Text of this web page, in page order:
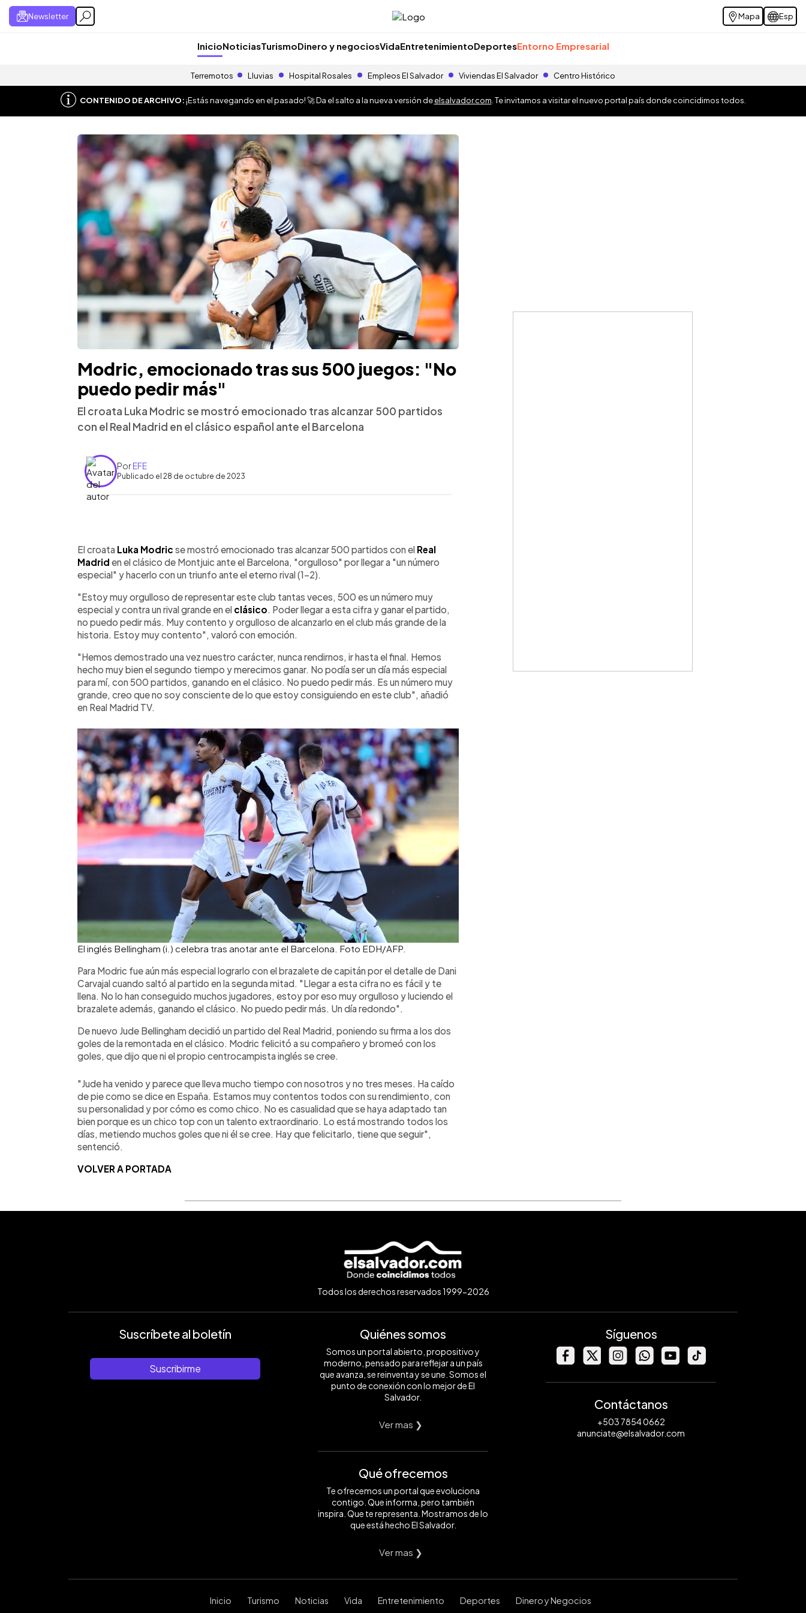
Newsletter Mapa Esp
InicioNoticiasTurismoDinero y negociosVidaEntretenimientoDeportesEntorno Empresarial
Terremotos Lluvias Hospital Rosales Empleos El Salvador Viviendas El Salvador Centro Histórico
CONTENIDO DE ARCHIVO:¡Estás navegando en el pasado! 🚀 Da el salto a la nueva versión deelsalvador.com . Te invitamos a visitar el nuevo portal país donde coincidimos todos.
Modric, emocionado tras sus 500 juegos: "No
puedo pedir más"
El croata Luka Modric se mostró emocionado tras alcanzar 500 partidos
con el Real Madrid en el clásico español ante el Barcelona
PorEFE
Publicado el 28 de octubre de 2023
► Escuchar artículo
El croata Luka Modric se mostró emocionado tras alcanzar 500 partidos con el Real
Madrid en el clásico de Montjuic ante el Barcelona, "orgulloso" por llegar a "un número
especial" y hacerlo con un triunfo ante el eterno rival (1-2).
"Estoy muy orgulloso de representar este club tantas veces, 500 es un número muy
especial y contra un rival grande en el clásico . Poder llegar a esta cifra y ganar el partido,
no puedo pedir más. Muy contento y orgulloso de alcanzarlo en el club más grande de la
historia. Estoy muy contento", valoró con emoción.
"Hemos demostrado una vez nuestro carácter, nunca rendirnos, ir hasta el final. Hemos
hecho muy bien el segundo tiempo y merecimos ganar. No podía ser un día más especial
para mí, con 500 partidos, ganando en el clásico. No puedo pedir más. Es un número muy
grande, creo que no soy consciente de lo que estoy consiguiendo en este club", añadió
en Real Madrid TV.
El inglés Bellingham (i.) celebra tras anotar ante el Barcelona. Foto EDH/AFP.
Para Modric fue aún más especial lograrlo con el brazalete de capitán por el detalle de Dani
Carvajal cuando saltó al partido en la segunda mitad. "Llegar a esta cifra no es fácil y te
llena. No lo han conseguido muchos jugadores, estoy por eso muy orgulloso y luciendo el
brazalete además, ganando el clásico. No puedo pedir más. Un día redondo".
De nuevo Jude Bellingham decidió un partido del Real Madrid, poniendo su firma a los dos
goles de la remontada en el clásico. Modric felicitó a su compañero y bromeó con los
goles, que dijo que ni el propio centrocampista inglés se cree.
"Jude ha venido y parece que lleva mucho tiempo con nosotros y no tres meses. Ha caído
de pie como se dice en España. Estamos muy contentos todos con su rendimiento, con
su personalidad y por cómo es como chico. No es casualidad que se haya adaptado tan
bien porque es un chico top con un talento extraordinario. Lo está mostrando todos los
días, metiendo muchos goles que ni él se cree. Hay que felicitarlo, tiene que seguir",
sentenció.
VOLVER A PORTADA
Todos los derechos reservados 1999-2026
Suscríbete al boletín
Suscribirme
Quiénes somos
Somos un portal abierto, propositivo y
moderno, pensado para reflejar a un país
que avanza, se reinventa y se une. Somos el
punto de conexión con lo mejor de El
Salvador.
Ver mas ❯
Qué ofrecemos
Te ofrecemos un portal que evoluciona
contigo. Que informa, pero también
inspira. Que te representa. Mostramos de lo
que está hecho El Salvador.
Ver mas ❯
Síguenos
Contáctanos
+503 7854 0662
anunciate@elsalvador.com
Inicio Turismo Noticias Vida Entretenimiento Deportes Dinero y Negocios